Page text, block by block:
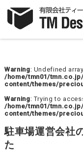
Warning: Undefined
/home/tmn01/
content/themes/
Warning: Trying to
/home/tmn01/
content/themes/
駐車場運営会社
た